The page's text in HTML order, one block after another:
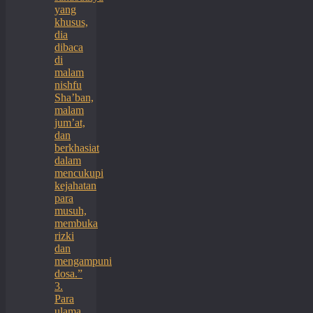
yang
khusus,
dia
dibaca
di
malam
nishfu
Sha’ban,
malam
jum’at,
dan
berkhasiat
dalam
mencukupi
kejahatan
para
musuh,
membuka
rizki
dan
mengampuni
dosa.”
3.
Para